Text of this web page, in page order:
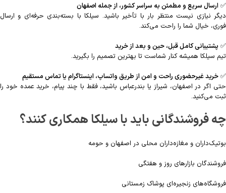
✅ ارسال سریع و مطمئن به سراسر کشور، از جمله اصفهان
دیگر نیازی نیست منتظر بار با تأخیر باشید. سیلکا با بسته‌بندی حرفه‌ای و ارسال
فوری، خیال شما را راحت می‌کند.
✅ پشتیبانی کامل قبل، حین و بعد از خرید
تیم سیلکا همیشه کنار شماست تا بهترین تصمیم را بگیرید.
✅ خرید غیرحضوری راحت و امن از طریق واتساپ، اینستاگرام یا تماس مستقیم
حتی اگر در اصفهان، شیراز یا بندرعباس باشید، فقط با چند پیام، خرید عمده خود را
ثبت می‌کنید.
چه فروشندگانی باید با سیلکا همکاری کنند؟
بوتیک‌داران و مغازه‌داران محلی در اصفهان و حومه
فروشندگان بازارهای روز و هفتگی
فروشگاه‌های زنجیره‌ای پوشاک زمستانی